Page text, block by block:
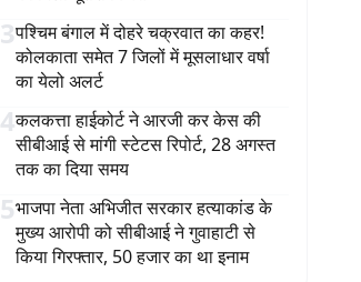
3पश्चिम बंगाल में दोहरे चक्रवात का कहर!
कोलकाता समेत 7 जिलों में मूसलाधार वर्षा
का येलो अलर्ट
4कलकत्ता हाईकोर्ट ने आरजी कर केस की
सीबीआई से मांगी स्टेटस रिपोर्ट, 28 अगस्त
तक का दिया समय
5भाजपा नेता अभिजीत सरकार हत्याकांड के
मुख्य आरोपी को सीबीआई ने गुवाहाटी से
किया गिरफ्तार, 50 हजार का था इनाम